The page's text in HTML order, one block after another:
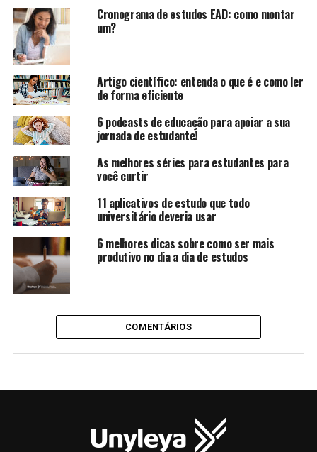
Cronograma de estudos EAD: como montar
um?
Artigo científico: entenda o que é e como ler
de forma eficiente
6 podcasts de educação para apoiar a sua
jornada de estudante!
As melhores séries para estudantes para
você curtir
11 aplicativos de estudo que todo
universitário deveria usar
6 melhores dicas sobre como ser mais
produtivo no dia a dia de estudos
COMENTÁRIOS